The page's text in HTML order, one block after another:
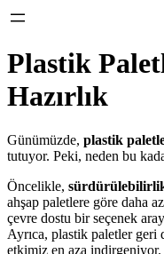
Plastik
Hazırlık
Günümüzde, plastik
tutuyor. Peki, neden bu
Öncelikle,
ahşap paletlere göre daha
çevre dostu bir seçenek
Ayrıca, plastik paletler geri
etkimiz en aza